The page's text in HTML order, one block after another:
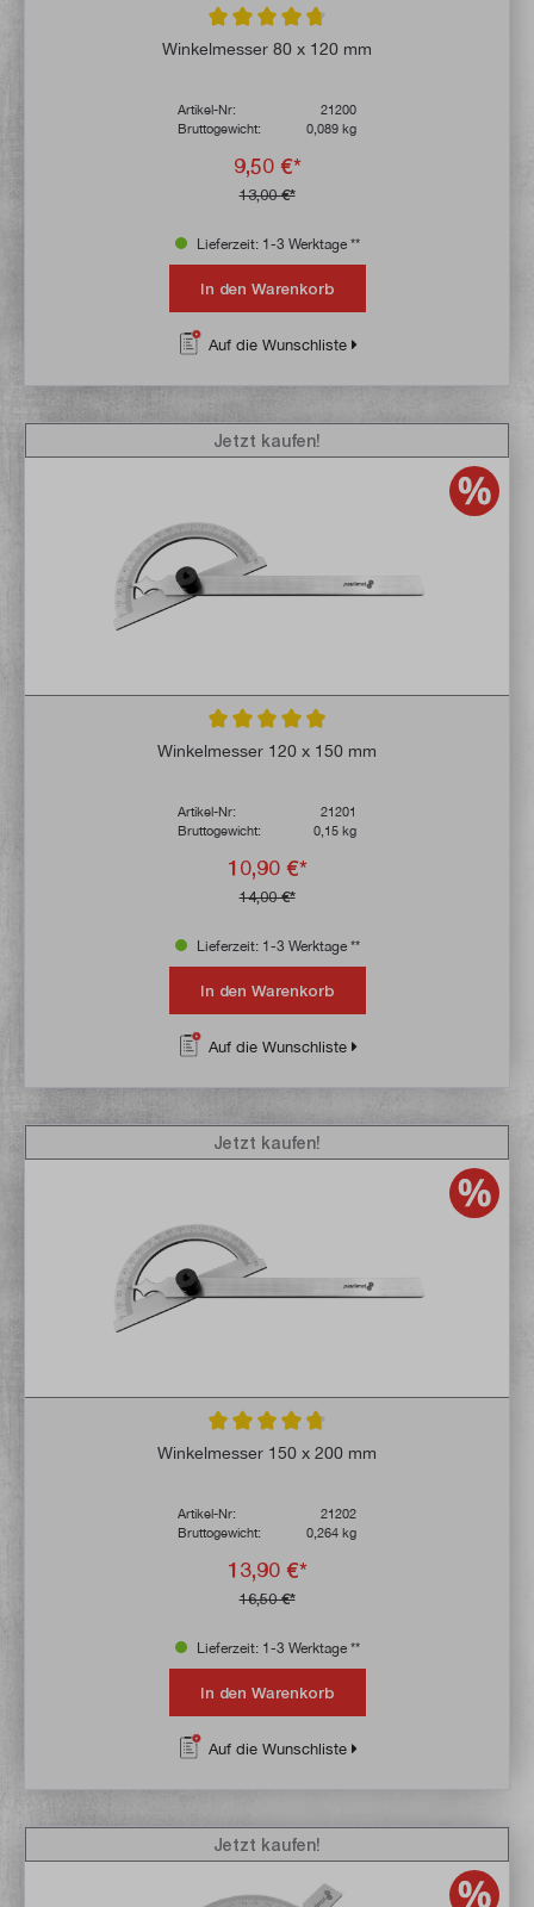
Durchschnittliche Bewertung von 4.6 von
Winkelmesser 80 x 120 mm
Artikel-Nr:
21200
Bruttogewicht:
0,089 kg
9,50 €*
13,00 €*
Lieferzeit: 1-3 Werktage **
In den Warenkorb
Auf die Wunschliste
Durchschnittliche Bewertung von 4.9 von
Winkelmesser 120 x 150 mm
Artikel-Nr:
21201
Bruttogewicht:
0,15 kg
10,90 €*
14,00 €*
Jetzt kaufen!
Lieferzeit: 1-3 Werktage **
In den Warenkorb
Auf die Wunschliste
Durchschnittliche Bewertung von 4.8 von
Winkelmesser 150 x 200 mm
Artikel-Nr:
21202
Bruttogewicht:
0,264 kg
13,90 €*
16,50 €*
Jetzt kaufen!
Lieferzeit: 1-3 Werktage **
In den Warenkorb
Auf die Wunschliste
Jetzt kaufen!